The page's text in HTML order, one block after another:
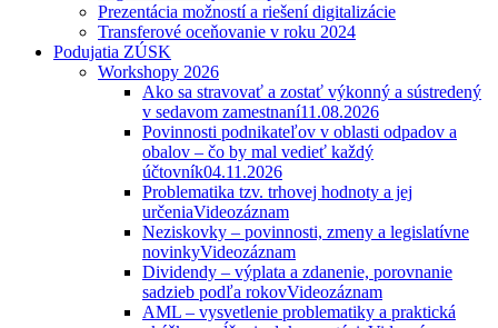
Prezentácia možností a riešení digitalizácie
Transferové oceňovanie v roku 2024
Podujatia ZÚSK
Workshopy 2026
Ako sa stravovať a zostať výkonný a sústredený
v sedavom zamestnaní11.08.2026
Povinnosti podnikateľov v oblasti odpadov a
obalov – čo by mal vedieť každý
účtovník04.11.2026
Problematika tzv. trhovej hodnoty a jej
určeniaVideozáznam
Neziskovky – povinnosti, zmeny a legislatívne
novinkyVideozáznam
Dividendy – výplata a zdanenie, porovnanie
sadzieb podľa rokovVideozáznam
AML – vysvetlenie problematiky a praktická